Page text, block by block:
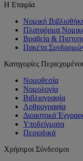
Η Εταιρία
Νομική
Πλατφόρμα
Βραβεία &
Πακέτα
Κατηγορίες
Νομοθεσία
Νομολογία
Βιβλιογραφία
Αρθρογραφία
Διοικητικά
Υποδείγματα
Περιοδικά
Χρήσιμοι Σύνδεσμοι